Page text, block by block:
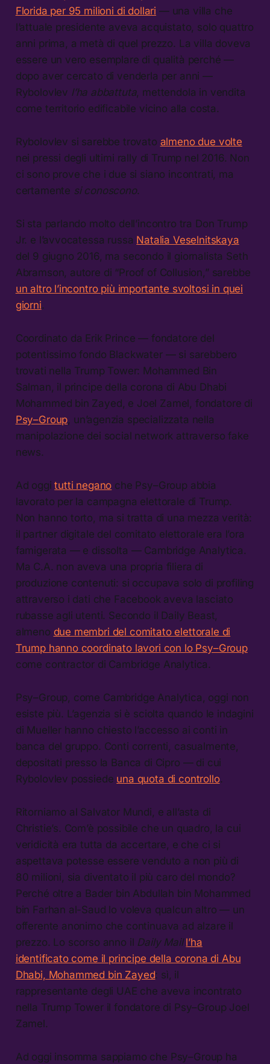
Florida per 95 milioni di dollari — una villa che
l’attuale presidente aveva acquistato, solo quattro
anni prima, a metà di quel prezzo. La villa doveva
essere un vero esemplare di qualità perché —
dopo aver cercato di venderla per anni —
Rybolovlev l’ha abbattuta, mettendola in vendita
come territorio edificabile vicino alla costa.
Rybolovlev si sarebbe trovato almeno due volte
nei pressi degli ultimi rally di Trump nel 2016. Non
ci sono prove che i due si siano incontrati, ma
certamente si conoscono.
Si sta parlando molto dell’incontro tra Don Trump
Jr. e l’avvocatessa russa Natalia Veselnitskaya
del 9 giugno 2016, ma secondo il giornalista Seth
Abramson, autore di “Proof of Collusion,” sarebbe
un altro l’incontro più importante svoltosi in quei
giorni.
Coordinato da Erik Prince — fondatore del
potentissimo fondo Blackwater — si sarebbero
trovati nella Trump Tower: Mohammed Bin
Salman, il principe della corona di Abu Dhabi
Mohammed bin Zayed, e Joel Zamel, fondatore di
Psy–Group, un’agenzia specializzata nella
manipolazione dei social network attraverso fake
news.
Ad oggitutti negano che Psy–Group abbia
lavorato per la campagna elettorale di Trump.
Non hanno torto, ma si tratta di una mezza verità:
il partner digitale del comitato elettorale era l’ora
famigerata — e dissolta — Cambridge Analytica.
Ma C.A. non aveva una propria filiera di
produzione contenuti: si occupava solo di profiling
attraverso i dati che Facebook aveva lasciato
rubasse agli utenti. Secondo il Daily Beast,
almeno due membri del comitato elettorale di
Trump hanno coordinato lavori con lo Psy–Group
come contractor di Cambridge Analytica.
Psy–Group, come Cambridge Analytica, oggi non
esiste più. L’agenzia si è sciolta quando le indagini
di Mueller hanno chiesto l’accesso ai conti in
banca del gruppo. Conti correnti, casualmente,
depositati presso la Banca di Cipro — di cui
Rybolovlev possiede una quota di controllo.
Ritorniamo al Salvator Mundi, e all’asta di
Christie’s. Com’è possibile che un quadro, la cui
veridicità era tutta da accertare, e che ci si
aspettava potesse essere venduto a non più di
80 milioni, sia diventato il più caro del mondo?
Perché oltre a Bader bin Abdullah bin Mohammed
bin Farhan al-Saud lo voleva qualcun altro — un
offerente anonimo che continuava ad alzare il
prezzo. Lo scorso anno il Daily Maill’ha
identificato come il principe della corona di Abu
Dhabi, Mohammed bin Zayed: sì, il
rappresentante degli UAE che aveva incontrato
nella Trump Tower il fondatore di Psy–Group Joel
Zamel.
Ad oggi insomma sappiamo che Psy–Group ha